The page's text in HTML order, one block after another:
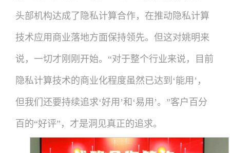
头部机构达成了隐私计算合作，在推动隐私计算
技术应用商业落地方面保持领先。但这对姚明来
说，一切才刚刚开始。“对于整个行业来说，目前
隐私计算技术的商业化程度虽然已达到‘能用’，
但我们还要持续追求‘好用’和‘易用’。”客户百分
百的“好评”，才是洞见真正的追求。